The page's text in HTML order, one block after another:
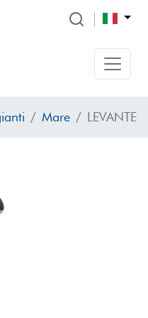
Mare LEVANTE